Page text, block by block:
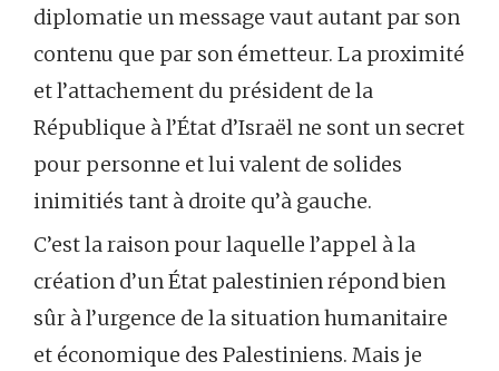
diplomatie un message vaut autant par son
contenu que par son émetteur. La proximité
et l’attachement du président de la
République à l’État d’Israël ne sont un secret
pour personne et lui valent de solides
inimitiés tant à droite qu’à gauche.
C’est la raison pour laquelle l’appel à la
création d’un État palestinien répond bien
sûr à l’urgence de la situation humanitaire
et économique des Palestiniens. Mais je